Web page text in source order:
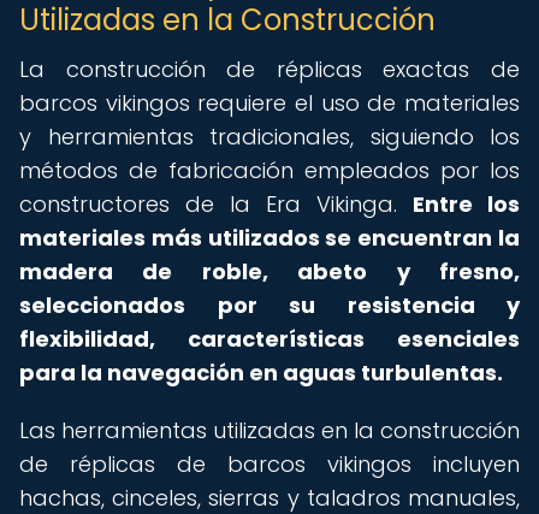
Utilizadas en la Construcción
La construcción de réplicas exactas de
barcos vikingos requiere el uso de materiales
y herramientas tradicionales, siguiendo los
métodos de fabricación empleados por los
constructores de la Era Vikinga. Entre los
materiales más utilizados se encuentran la
madera de roble, abeto y fresno,
seleccionados por su resistencia y
flexibilidad, características esenciales
para la navegación en aguas turbulentas.
Las herramientas utilizadas en la construcción
de réplicas de barcos vikingos incluyen
hachas, cinceles, sierras y taladros manuales,